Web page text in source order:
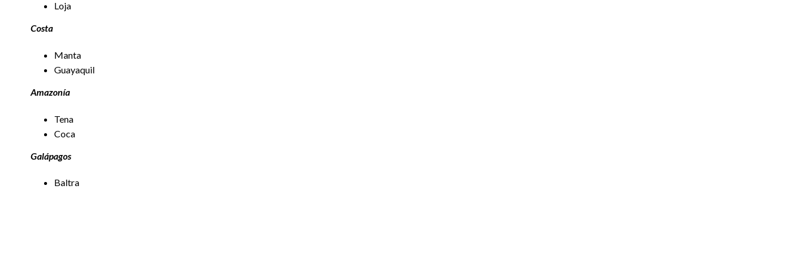
Loja
Costa
Manta
Guayaquil
Amazonía
Tena
Coca
Galápagos
Baltra